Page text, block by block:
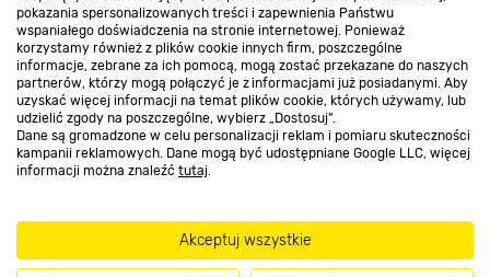
pokazania spersonalizowanych treści i zapewnienia Państwu
wspaniałego doświadczenia na stronie internetowej. Ponieważ
korzystamy również z plików cookie innych firm, poszczególne
informacje, zebrane za ich pomocą, mogą zostać przekazane do naszych
partnerów, którzy mogą połączyć je z informacjami już posiadanymi. Aby
uzyskać więcej informacji na temat plików cookie, których używamy, lub
udzielić zgody na poszczególne, wybierz „Dostosuj”.
Dane są gromadzone w celu personalizacji reklam i pomiaru skuteczności
kampanii reklamowych. Dane mogą być udostępniane Google LLC, więcej
informacji można znaleźć tutaj.
Akceptuj wszystkie
Dołącz do nas
Metody płatności
Informacje handlowe o towarach i ich cenach podane na stronach serwisu: